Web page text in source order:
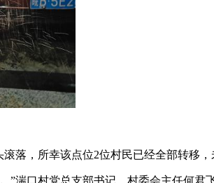
落，所幸该点位2位村民已经全部转移，
”湍口村党总支部书记、村委会主任何君